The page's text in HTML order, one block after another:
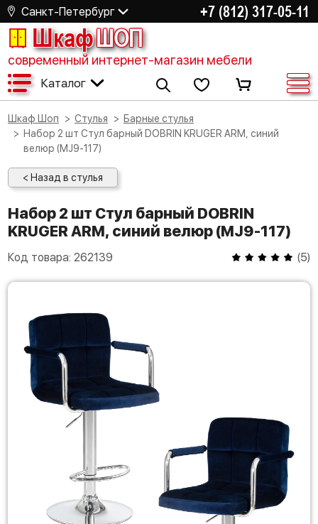
Санкт-Петербург +7 (812) 317-05-11
ШкафШОП
современный интернет-магазин мебели
Каталог
Шкаф Шоп Стулья
Барные стулья
Набор 2 шт Стул барный DOBRIN KRUGER ARM, синий
велюр (MJ9-117)
< Назад в стулья
Набор 2 шт Стул барный DOBRIN
KRUGER ARM, синий велюр (MJ9-117)
Код товара: 262139 (5)